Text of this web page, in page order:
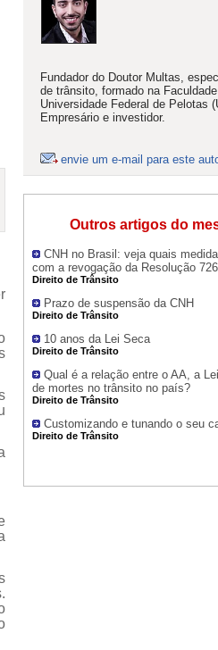
Fundador do Doutor Multas,
de trânsito, formado na
Universidade Federal de Pelotas
Empresário e investidor.
envie um e-mail para este
Outros artigos do
CNH no Brasil: veja quais
com a revogação da Resolução
Direito de Trânsito
Prazo de suspensão da CNH
Direito de Trânsito
10 anos da Lei Seca
Direito de Trânsito
Qual é a relação entre o AA, a
de mortes no trânsito no país?
Direito de Trânsito
Customizando e tunando o seu
Direito de Trânsito